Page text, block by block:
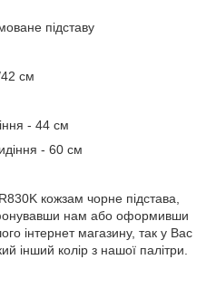
підставу
см
- 44 см
- 60 см
кожзам чорне підстава,
нам або оформивши
інтернет магазину, так у Вас
інший колір з нашої палітри.